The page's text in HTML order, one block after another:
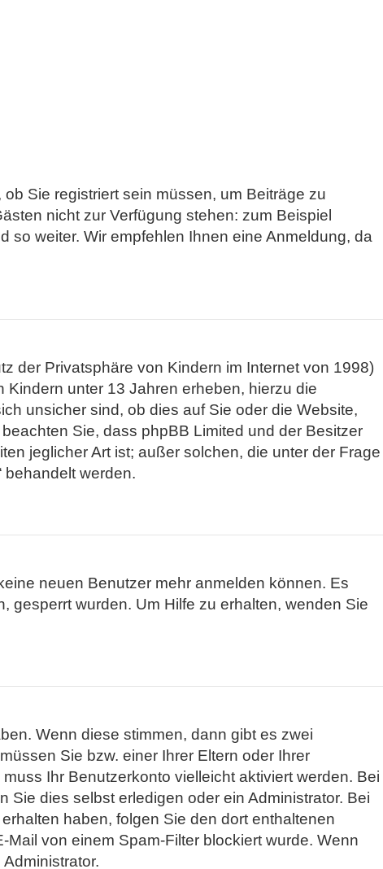
Sie registriert sein müssen, um Beiträge zu
nicht zur Verfügung stehen: zum Beispiel
so weiter. Wir empfehlen Ihnen eine Anmeldung, da
der Privatsphäre von Kindern im Internet von 1998)
unter 13 Jahren erheben, hierzu die
unsicher sind, ob dies auf Sie oder die Website,
Sie, dass phpBB Limited und der Besitzer
jeglicher Art ist; außer solchen, die unter der Frage
behandelt werden.
neuen Benutzer mehr anmelden können. Es
gesperrt wurden. Um Hilfe zu erhalten, wenden Sie
Wenn diese stimmen, dann gibt es zwei
Sie bzw. einer Ihrer Eltern oder Ihrer
Ihr Benutzerkonto vielleicht aktiviert werden. Bei
dies selbst erledigen oder ein Administrator. Bei
haben, folgen Sie den dort enthaltenen
von einem Spam-Filter blockiert wurde. Wenn